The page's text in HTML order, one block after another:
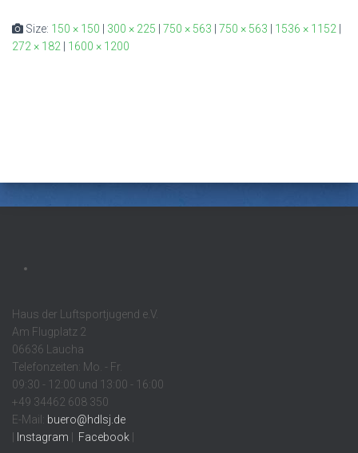
Size: 150 × 150 | 300 × 225 | 750 × 563 | 750 × 563 | 1536 × 1152 |
272 × 182 | 1600 × 1200
Haus der Luftsportjugend e.V.
Am Flugplatz 2
06636 Laucha
Telefonzeiten: Mo. - Fr.
09:30 - 12:00 und 13:00 - 16:00
+49 34462 608 350
E-Mail: buero@hdlsj.de
Instagram Facebook